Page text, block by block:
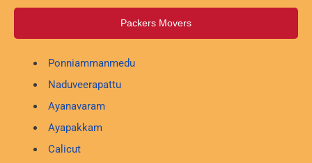
Packers Movers
Ponniammanmedu
Naduveerapattu
Ayanavaram
Ayapakkam
Calicut